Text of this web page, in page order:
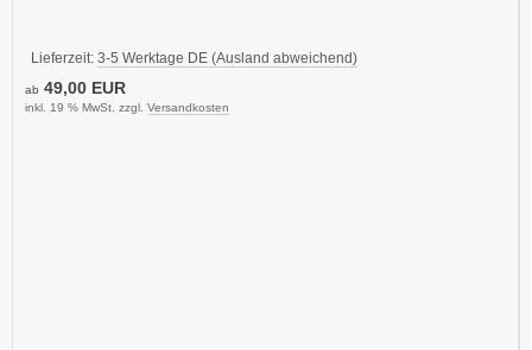
Lieferzeit: 3-5 Werktage DE (Ausland abweichend)
ab 49,00 EUR
inkl. 19 % MwSt. zzgl. Versandkosten